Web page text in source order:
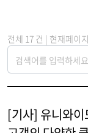
전체 17 건 | 현재페이지
[기사] 유니와